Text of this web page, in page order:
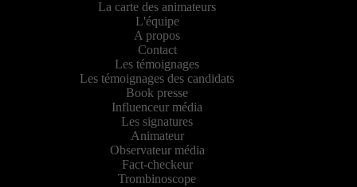
La carte des animateurs
L'équipe
A propos
Contact
Les témoignages
Les témoignages des candidats
Book presse
Influenceur média
Les signatures
Animateur
Observateur média
Fact-checkeur
Trombinoscope